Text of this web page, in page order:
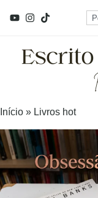
Início » Livros hot